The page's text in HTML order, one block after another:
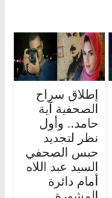
إطلاق سراح
الصحفية آية
حامد.. وأول
نظر لتجديد
حبس الصحفي
السيد عبد اللاه
أمام دائرة